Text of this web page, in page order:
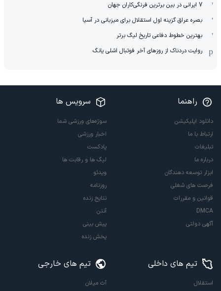
7 ایرانی در بین برترین فرنگی‌کاران جهان
بصره عراق گزینه اول استقلال برای میزبانی در آسیا
بهترین خطوط دفاعی تاریخ لیگ برتر
روایت دردناک از روزهای آخر فوتبال اشلی یانگ
راهنما
دانلود اپلیکیشن
ارتباط با ما
تبلیغات
درباره ما
ابزار توسعه دهندگان
فرصت های شغلی
قوانین و مقررات
DMCA
آگهی دولتی
سرویس ها
سوژه‌های ورزشی شما
اخبار ورزشی
پادکست
لیگ ها و رقابت ها
ویدئو
روزنامه
نتایج زنده
آنتن
پیش بینی
پخش زنده
تیم های داخلی
استقلال
تیم های خارجی
آث میلان